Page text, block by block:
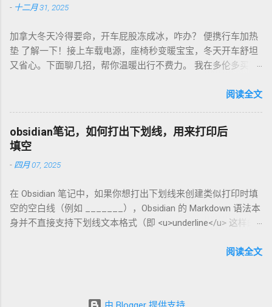
贵，网购Amazon.de或本地咖啡店促销，10欧元买半磅好豆，
欧元搞定。华人微信群也有二手交易，20欧元能淘好货。 便携
咖啡磨豆机 让德国华人租房也能喝精品咖啡，赶紧试试，生活
更有味！
- 十二月 31, 2025
加拿大冬天冷得要命，开车屁股冻成冰，咋办？ 便携行车加热
垫 了解一下！接上车载电源，座椅秒变暖宝宝，冬天开车舒坦
又省心。下面聊几招，帮你温暖出行不费力。 我在多伦多买了
质，绒布的舒服又耐用，像Wagan、Comfier这些牌子，加热快
车座尺寸，通用款最省心。 用的时候简单到爆。插上车载
USB，5分钟座椅热乎乎，开长途都不冷。我在卡尔加里雪天开
车，加热垫开低档，20分钟省油又暖和。搭配个方向盘套，手
也不冻，安全又舒服。冬天停车后收好垫子，别让雪水弄湿，
常打折，30加币搞定。华人论坛也有二手交易，20加币能淘好
货。 便携行车加热垫 让加拿大华人冬天开车暖呼呼，赶紧入
手，出行更舒心！
阅读全文
obsidian笔记，如何打出下划线，用来打印后
填空
- 四月 07, 2025
在 Obsidian 笔记中，如果你想打出下划线来创建类似打印时填
空的空白线（例如 _______），Obsidian 的 Markdown 语法本
身并不直接支持下划线文本格式（即 <u>underline</u> 这样的
以下方法实现类似效果： 方法 1：使用下划线字符 直接输入连
阅读全文